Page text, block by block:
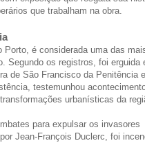
que trabalham na obra.
Porto, é considerada uma das
Segundo os registros, foi erguida
de São Francisco da Penitência
testemunhou
urbanísticas da
para expulsar os invasores
Jean-François Duclerc, foi